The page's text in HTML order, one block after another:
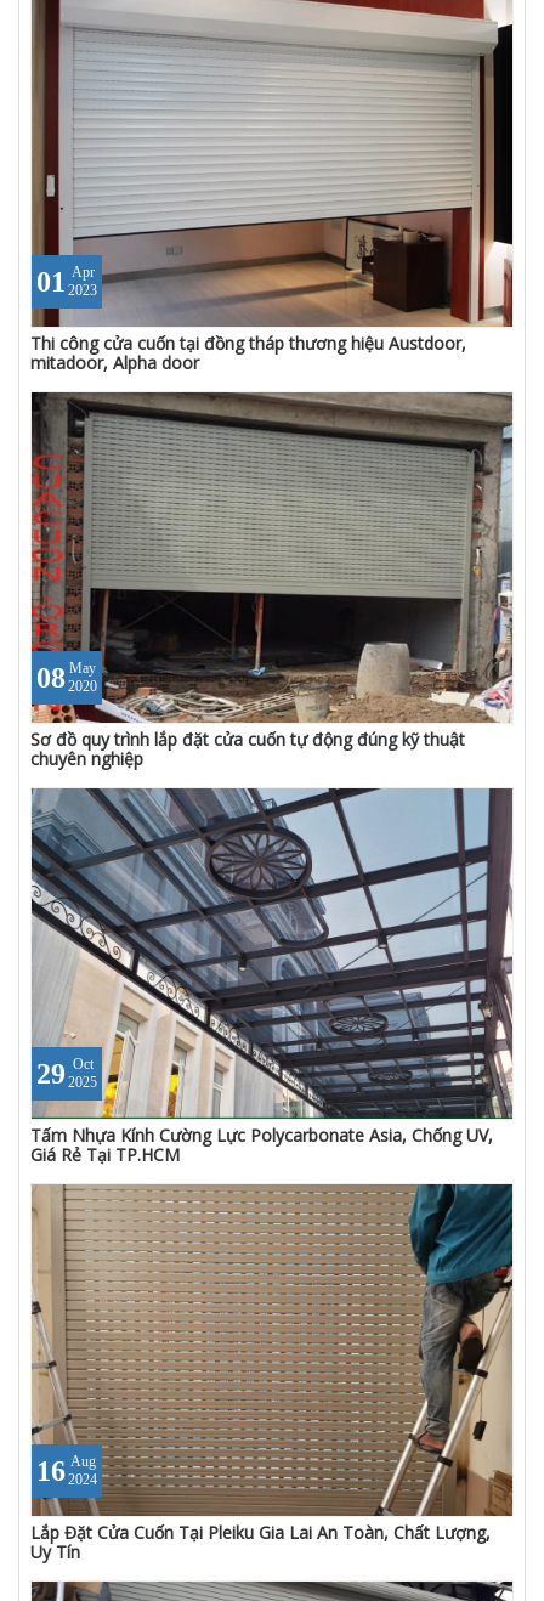
01 Apr
2023
Thi công cửa cuốn tại đồng tháp thương hiệu Austdoor,
mitadoor, Alpha door
08 May
2020
Sơ đồ quy trình lắp đặt cửa cuốn tự động đúng kỹ thuật
chuyên nghiệp
29 Oct
2025
Tấm Nhựa Kính Cường Lực Polycarbonate Asia, Chống UV,
Giá Rẻ Tại TP.HCM
16 Aug
2024
Lắp Đặt Cửa Cuốn Tại Pleiku Gia Lai An Toàn, Chất Lượng,
Uy Tín